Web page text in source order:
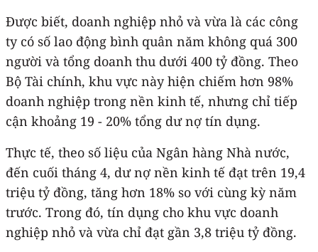
Được biết, doanh nghiệp nhỏ và vừa là các công
ty có số lao động bình quân năm không quá 300
người và tổng doanh thu dưới 400 tỷ đồng. Theo
Bộ Tài chính, khu vực này hiện chiếm hơn 98%
doanh nghiệp trong nền kinh tế, nhưng chỉ tiếp
cận khoảng 19 - 20% tổng dư nợ tín dụng.
Thực tế, theo số liệu của Ngân hàng Nhà nước,
đến cuối tháng 4, dư nợ nền kinh tế đạt trên 19,4
triệu tỷ đồng, tăng hơn 18% so với cùng kỳ năm
trước. Trong đó, tín dụng cho khu vực doanh
nghiệp nhỏ và vừa chỉ đạt gần 3,8 triệu tỷ đồng.